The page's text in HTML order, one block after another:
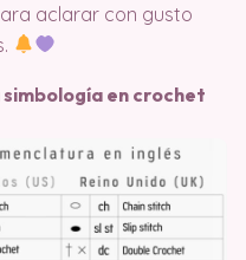
aclarar con gusto
en crochet